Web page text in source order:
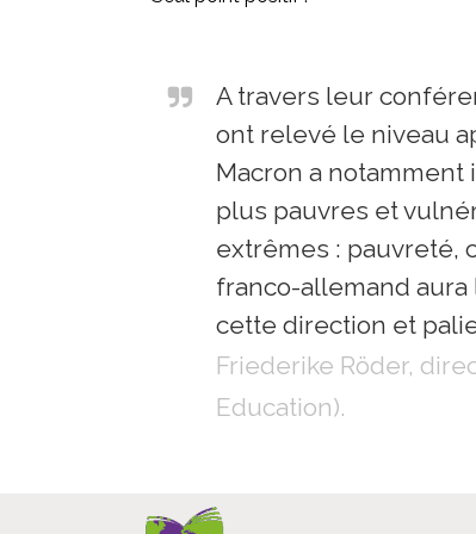
A travers leur
ont relevé le niveau
Macron a notamment
plus pauvres et
extrêmes : pauvreté,
franco-allemand aura
cette direction et
Friederike Röder,
Education).